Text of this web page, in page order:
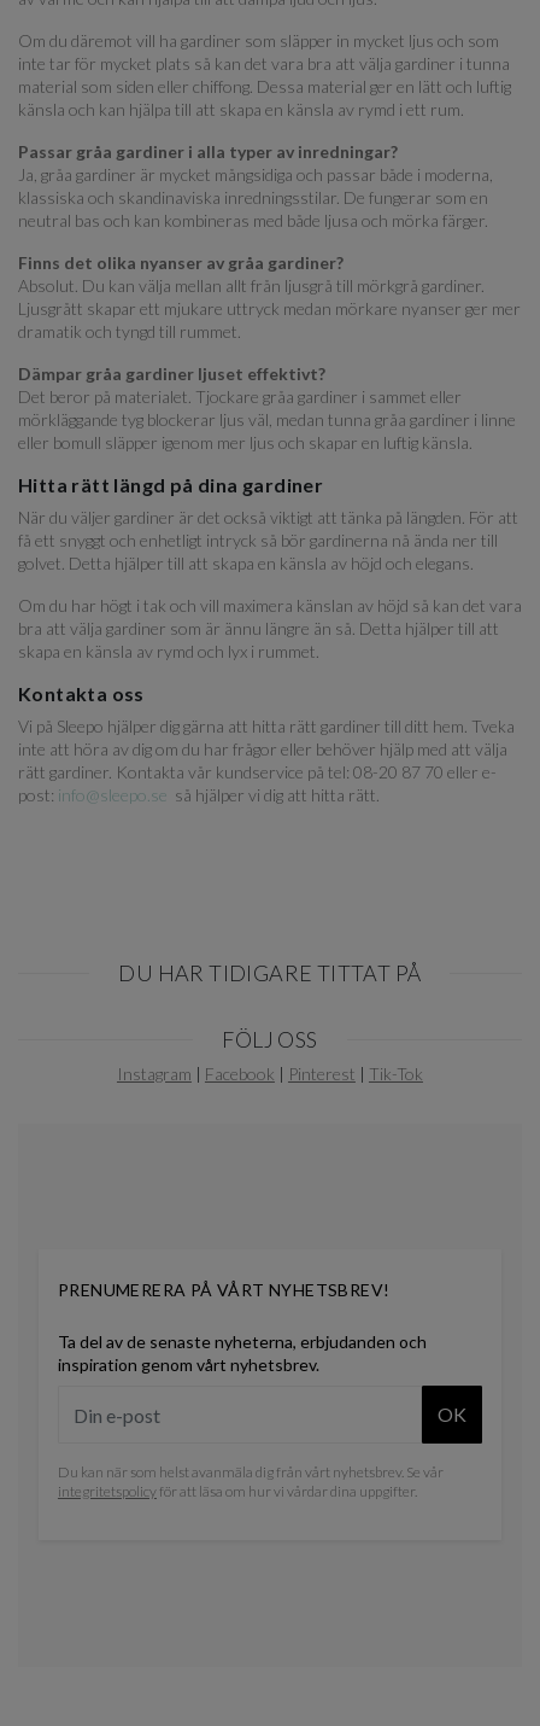
Om du däremot vill ha gardiner som släpper in mycket ljus och som
inte tar för mycket plats så kan det vara bra att välja gardiner i tunna
material som siden eller chiffong. Dessa material ger en lätt och luftig
känsla och kan hjälpa till att skapa en känsla av rymd i ett rum.
Passar gråa gardiner i alla typer av inredningar?
Ja, gråa gardiner är mycket mångsidiga och passar både i moderna,
klassiska och skandinaviska inredningsstilar. De fungerar som en
neutral bas och kan kombineras med både ljusa och mörka färger.
Finns det olika nyanser av gråa gardiner?
Absolut. Du kan välja mellan allt från ljusgrå till mörkgrå gardiner.
Ljusgrått skapar ett mjukare uttryck medan mörkare nyanser ger mer
dramatik och tyngd till rummet.
Dämpar gråa gardiner ljuset effektivt?
Det beror på materialet. Tjockare gråa gardiner i sammet eller
mörkläggande tyg blockerar ljus väl, medan tunna gråa gardiner i linne
eller bomull släpper igenom mer ljus och skapar en luftig känsla.
Hitta rätt längd på dina gardiner
När du väljer gardiner är det också viktigt att tänka på längden. För att
få ett snyggt och enhetligt intryck så bör gardinerna nå ända ner till
golvet. Detta hjälper till att skapa en känsla av höjd och elegans.
Om du har högt i tak och vill maximera känslan av höjd så kan det vara
bra att välja gardiner som är ännu längre än så. Detta hjälper till att
skapa en känsla av rymd och lyx i rummet.
Kontakta oss
Vi på Sleepo hjälper dig gärna att hitta rätt gardiner till ditt hem. Tveka
inte att höra av dig om du har frågor eller behöver hjälp med att välja
rätt gardiner. Kontakta vår kundservice på tel: 08-20 87 70 eller e-
post: info@sleepo.se så hjälper vi dig att hitta rätt.
DU HAR TIDIGARE TITTAT PÅ
FÖLJ OSS
Instagram | Facebook | Pinterest | Tik-Tok
PRENUMERERA PÅ VÅRT NYHETSBREV!
Ta del av de senaste nyheterna, erbjudanden och
inspiration genom vårt nyhetsbrev.
OK
Du kan när som helst avanmäla dig från vårt nyhetsbrev. Se vår
integritetspolicyför att läsa om hur vi vårdar dina uppgifter.